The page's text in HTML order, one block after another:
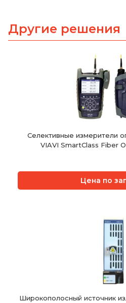
Другие решения
Селективные измерители
VIAVI SmartClass Fiber
Цена по
Широкополосный источник